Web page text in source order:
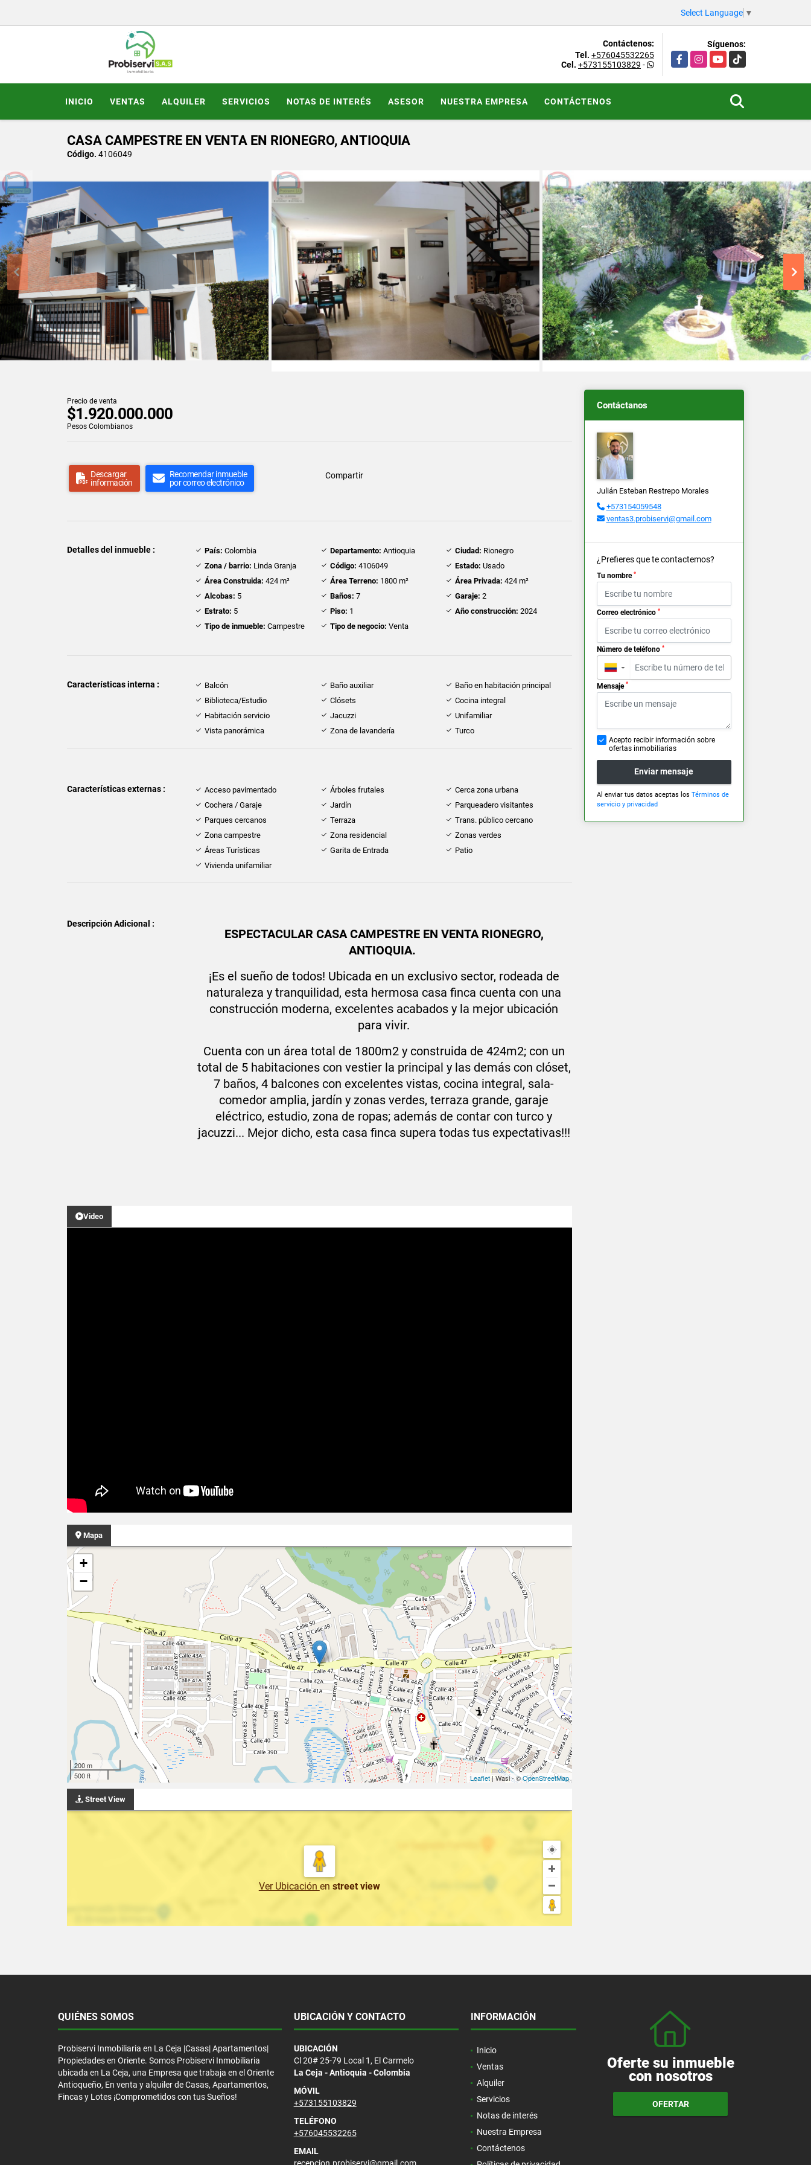
Select Language ▼
Contáctenos:
Tel. +576045532265
Cel. +573155103829 -
Síguenos:
FacebookInstagramYouTubeTikTok
INICIO VENTAS ALQUILER SERVICIOS NOTAS DE INTERÉS ASESOR NUESTRA EMPRESA CONTÁCTENOS
CASA CAMPESTRE EN VENTA EN RIONEGRO, ANTIOQUIA
Código. 4106049
Precio de venta
$1.920.000.000
Pesos Colombianos
Descargar
información
Recomendar inmueble
por correo electrónico
Compartir
Detalles del inmueble : País: Colombia Departamento: Antioquia Ciudad: Rionegro
Zona / barrio: Linda Granja Código: 4106049 Estado: Usado
Área Construida: 424 m² Área Terreno: 1800 m² Área Privada: 424 m²
Alcobas: 5 Baños: 7 Garaje: 2
Estrato: 5 Piso: 1 Año construcción: 2024
Tipo de inmueble: Campestre Tipo de negocio: Venta
Características interna : Balcón Baño auxiliar
Baño en habitación principal
Biblioteca/Estudio
Clósets
Cocina integral
Habitación servicio
Jacuzzi
Unifamiliar
Vista panorámica
Zona de lavandería Turco
Características externas : Acceso pavimentado Árboles frutales
Cerca zona urbana
Cochera / Garaje
Jardín
Parqueadero visitantes
Parques cercanos
Terraza
Trans. público cercano
Zona campestre
Zona residencial
Zonas verdes
Áreas Turísticas
Garita de Entrada
Patio
Vivienda unifamiliar
Descripción Adicional :
ESPECTACULAR CASA CAMPESTRE EN VENTA RIONEGRO,
ANTIOQUIA.
¡Es el sueño de todos! Ubicada en un exclusivo sector, rodeada de
naturaleza y tranquilidad, esta hermosa casa finca cuenta con una
construcción moderna, excelentes acabados y la mejor ubicación
para vivir.
Cuenta con un área total de 1800m2 y construida de 424m2; con un
total de 5 habitaciones con vestier la principal y las demás con clóset,
7 baños, 4 balcones con excelentes vistas, cocina integral, sala-
comedor amplia, jardín y zonas verdes, terraza grande, garaje
eléctrico, estudio, zona de ropas; además de contar con turco y
jacuzzi... Mejor dicho, esta casa finca supera todas tus expectativas!!!
Video
Mapa
+
−
200 m
500 ft
Leaflet| Wasi - ©OpenStreetMap
Street View
Ver Ubicación en street view
Contáctanos
Julián Esteban Restrepo Morales
+573154059548
ventas3.probiservi@gmail.com
¿Prefieres que te contactemos?
Tu nombre *
Correo electrónico *
Número de teléfono *
▼
Mensaje *
Acepto recibir información sobre
ofertas inmobiliarias
Enviar mensaje
Al enviar tus datos aceptas los Términos de
servicio y privacidad
QUIÉNES SOMOS
Probiservi Inmobiliaria en La Ceja |Casas| Apartamentos|
Propiedades en Oriente. Somos Probiservi Inmobiliaria
ubicada en La Ceja, una Empresa que trabaja en el Oriente
Antioqueño, En venta y alquiler de Casas, Apartamentos,
Fincas y Lotes ¡Comprometidos con tus Sueños!
UBICACIÓN Y CONTACTO
UBICACIÓN
Cl 20# 25-79 Local 1, El Carmelo
La Ceja - Antioquia - Colombia
MÓVIL
+573155103829
TELÉFONO
+576045532265
EMAIL
INFORMACIÓN
Inicio
Ventas
Alquiler
Servicios
Notas de interés
Nuestra Empresa
Contáctenos
Oferte su inmueble
con nosotros
OFERTAR